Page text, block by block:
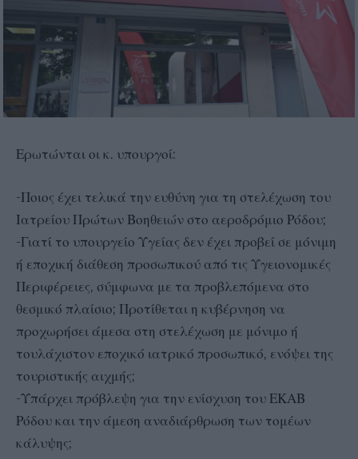
Ερωτώνται οι κ. υπουργοί:
-Ποιος έχει τελικά την ευθύνη για τη στελέχωση του
Ιατρείου Πρώτων Βοηθειών στο αεροδρόμιο Ρόδου;
-Γιατί το υπουργείο Υγείας δεν έχει προβεί σε μόνιμη
ή εποχική διάθεση προσωπικού από τις Υγειονομικές
Περιφέρειες, σύμφωνα με τα προβλεπόμενα στο
θεσμικό πλαίσιο; Προτίθεται η κυβέρνηση να
προχωρήσει άμεσα στη στελέχωση με μόνιμο ή
τουλάχιστον εποχικό ιατρικό προσωπικό, ενόψει της
τουριστικής αιχμής;
-Υπάρχει πρόβλεψη για την ενίσχυση του ΕΚΑΒ
Ρόδου και την άμεση αναδιάρθρωση των τομέων
κάλυψης;